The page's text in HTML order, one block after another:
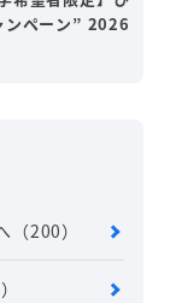
ンペーン” 2026
（200）